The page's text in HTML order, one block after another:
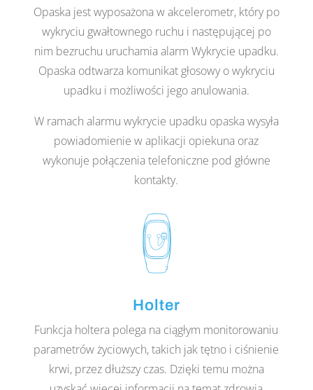
Opaska jest wyposażona w akcelerometr, który po
wykryciu gwałtownego ruchu i następującej po
nim bezruchu uruchamia alarm Wykrycie upadku.
Opaska odtwarza komunikat głosowy o wykryciu
upadku i możliwości jego anulowania.
W ramach alarmu wykrycie upadku opaska wysyła
powiadomienie w aplikacji opiekuna oraz
wykonuje połączenia telefoniczne pod główne
kontakty.
Holter
Funkcja holtera polega na ciągłym monitorowaniu
parametrów życiowych, takich jak tętno i ciśnienie
krwi, przez dłuższy czas. Dzięki temu można